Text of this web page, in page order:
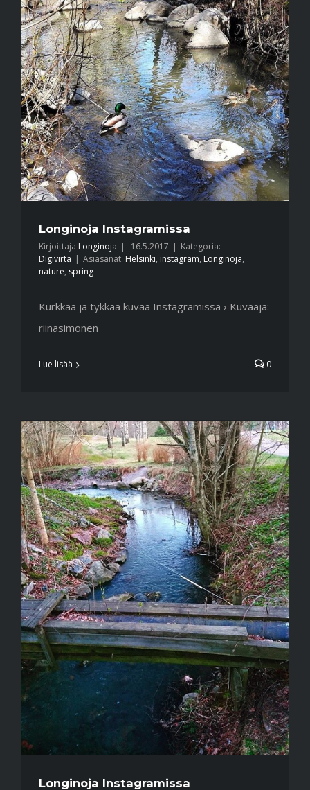
Longinoja Instagramissa
Kirjoittaja Longinoja 16.5.2017
Kategoria:
Digivirta
Asiasanat: Helsinki, instagram, Longinoja,
nature, spring
Kurkkaa ja tykkää kuvaa Instagramissa › Kuvaaja:
riinasimonen
Lue lisää 0
Longinoja Instagramissa